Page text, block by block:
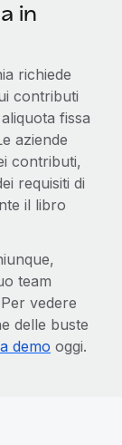
in
richiede
contributi
fissa
aziende
contributi,
requisiti di
il libro
team
vedere
delle buste
demo oggi.